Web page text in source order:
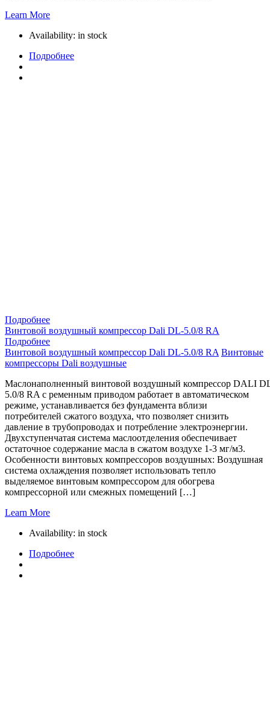
Learn More
Availability: in stock
Подробнее
Подробнее
Винтовой воздушный компрессор Dali DL-5.0/8 RA
Подробнее
Винтовой воздушный компрессор Dali DL-5.0/8 RA Винтовые
компрессоры Dali воздушные
Маслонаполненный винтовой воздушный компрессор DALI
5.0/8 RA с ременным приводом работает в автоматическом
режиме, устанавливается без фундамента вблизи
потребителей сжатого воздуха, что позволяет снизить
давление в трубопроводах и потребление электроэнергии.
Двухступенчатая система маслоотделения обеспечивает
остаточное содержание масла в сжатом воздухе 1-3 мг/м3.
Особенности винтовых компрессоров воздушных: Воздушная
система охлаждения позволяет использовать тепло
выделяемое винтовым компрессором для обогрева
компрессорной или смежных помещений […]
Learn More
Availability: in stock
Подробнее